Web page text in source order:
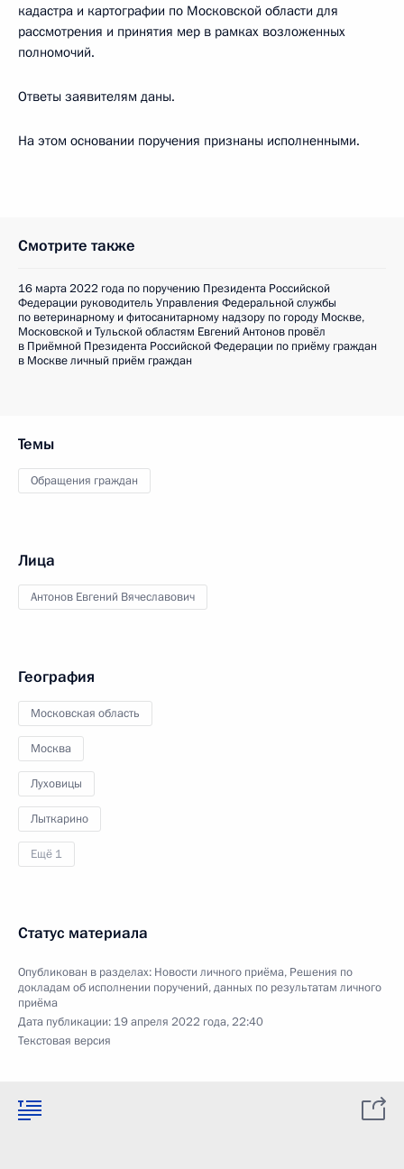
кадастра и картографии по Московской области для
рассмотрения и принятия мер в рамках возложенных
полномочий.
Ответы заявителям даны.
На этом основании поручения признаны исполненными.
Смотрите также
16 марта 2022 года по поручению Президента Российской
Федерации руководитель Управления Федеральной службы
по ветеринарному и фитосанитарному надзору по городу Москве,
Московской и Тульской областям Евгений Антонов провёл
в Приёмной Президента Российской Федерации по приёму граждан
в Москве личный приём граждан
Темы
Обращения граждан
Лица
Антонов Евгений Вячеславович
География
Московская область
Москва
Луховицы
Лыткарино
Ещё 1
Статус материала
Опубликован в разделах: Новости личного приёма, Решения по
докладам об исполнении поручений, данных по результатам личного
приёма
Дата публикации: 19 апреля 2022 года, 22:40
Текстовая версия